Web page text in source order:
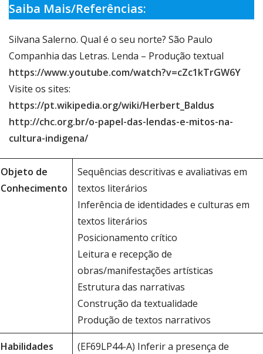
Saiba Mais/Referências:
Silvana Salerno. Qual é o seu norte? São Paulo
Companhia das Letras. Lenda – Produção textual
https://www.youtube.com/watch?v=cZc1kTrGW6Y
Visite os sites:
https://pt.wikipedia.org/wiki/Herbert_Baldus
http://chc.org.br/o-papel-das-lendas-e-mitos-na-
cultura-indigena/
Objeto de
Conhecimento
Sequências descritivas e avaliativas em
textos literários
Inferência de identidades e culturas em
textos literários
Posicionamento crítico
Leitura e recepção de
obras/manifestações artísticas
Estrutura das narrativas
Construção da textualidade
Produção de textos narrativos
Habilidades
(EF69LP44-A) Inferir a presença de